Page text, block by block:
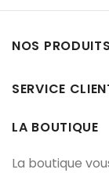
NOS PRODUITS
SERVICE
LA BOUTIQUE
La boutique